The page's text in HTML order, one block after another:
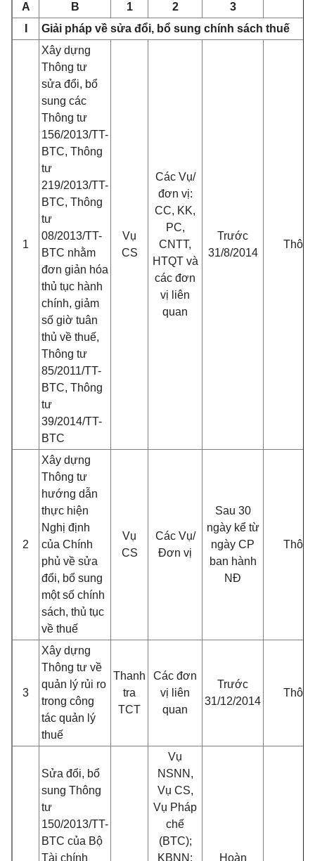
A B 1 2 3
Giải pháp về sửa đổi, bổ sung chính sách thuế
1
Xây dựng
Thông tư
sửa đổi, bổ
sung các
Thông tư
156/2013/TT-
BTC, Thông
tư
219/2013/TT-
BTC, Thông
tư
08/2013/TT-
BTC nhằm
đơn giản hóa
thủ tục hành
chính, giảm
số giờ tuân
thủ về thuế,
Thông tư
85/2011/TT-
BTC, Thông
tư
39/2014/TT-
BTC
Vụ
CS
Các Vụ/
đơn vị:
CC, KK,
PC,
CNTT,
HTQT và
các đơn
vị liên
quan
Trước
31/8/2014
2
Xây dựng
Thông tư
hướng dẫn
thực hiện
Nghị định
của Chính
phủ về sửa
đổi, bổ sung
một số chính
sách, thủ tục
về thuế
Vụ
CS
Các Vụ/
Đơn vị
Sau 30
ngày kể từ
ngày CP
ban hành
NĐ
3
Xây dựng
Thông tư về
quản lý rủi ro
trong công
tác quản lý
thuế
Thanh
tra
TCT
Các đơn
vị liên
quan
Trước
31/12/2014
Sửa đổi, bổ
sung Thông
tư
150/2013/TT-
BTC của Bộ
Tài chính
Vụ
NSNN,
Vụ CS,
Vụ Pháp
chế
(BTC);
KBNN;
Hoàn